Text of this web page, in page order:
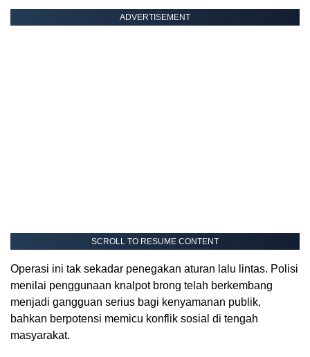
ADVERTISEMENT
SCROLL TO RESUME CONTENT
Operasi ini tak sekadar penegakan aturan lalu lintas. Polisi
menilai penggunaan knalpot brong telah berkembang
menjadi gangguan serius bagi kenyamanan publik,
bahkan berpotensi memicu konflik sosial di tengah
masyarakat.